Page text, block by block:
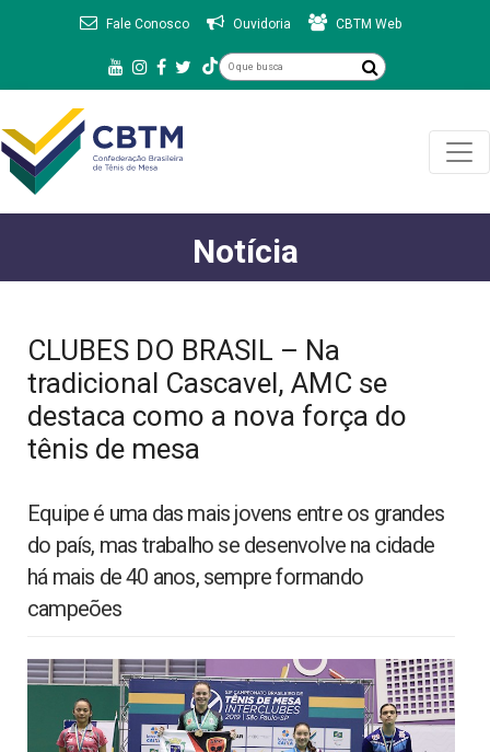
Fale Conosco Ouvidoria CBTM Web
Notícia
CLUBES DO BRASIL – Na
tradicional Cascavel, AMC se
destaca como a nova força do
tênis de mesa
Equipe é uma das mais jovens entre os grandes
do país, mas trabalho se desenvolve na cidade
há mais de 40 anos, sempre formando
campeões